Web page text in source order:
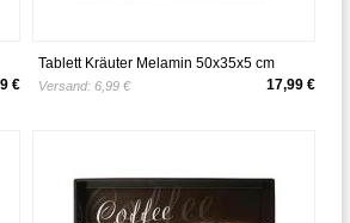
€
Tablett Kräuter Melamin 50x35x5 cm
ZELLER PRESENT
Versand: 6,99 € 17,99 €